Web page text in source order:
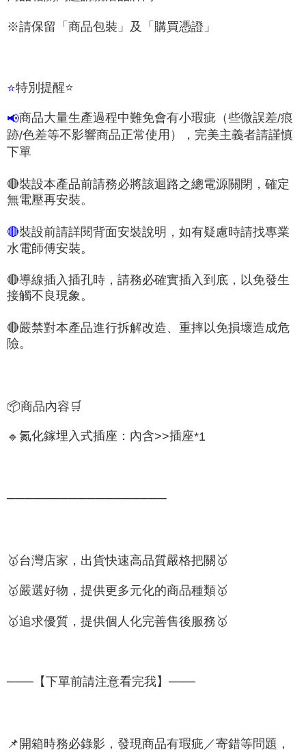
※請保留「商品包裝」及「購買憑證」
⭐特別提醒⭐
📢商品大量生產過程中難免會有小瑕疵（些微誤差/痕
跡/色差等不影響商品正常使用），完美主義者請謹慎
下單
🔴裝設本產品前請務必將該迴路之總電源關閉，確定
無電壓再安裝。
🔴裝設前請詳閱背面安裝說明，如有疑慮時請找專業
水電師傅安裝。
🔴導線插入插孔時，請務必確實插入到底，以免發生
接觸不良現象。
🔴嚴禁對本產品進行拆解改造、重摔以免損壞造成危
險。
📦商品內容 🛒
🔹 氮化鎵埋入式插座：內含>>插座*1
──────────────────
🥇台灣店家，出貨快速高品質嚴格把關 🥇
🥇嚴選好物 ，提供更多元化的商品種類🥇
🥇追求優質， 提供個人化完善售後服務 🥇
───【下單前請注意看完我】───
📌 開箱時務必錄影，發現商品有瑕疵／寄錯等問題，